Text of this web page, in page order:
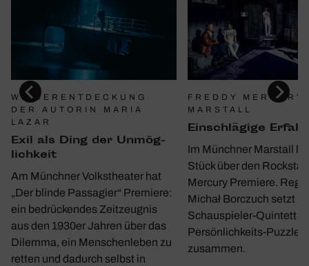
WIEDERENTDECKUNG
DER AUTORIN MARIA
LAZAR
Exil als Ding der Unmög­
lich­keit
Am Münchner Volkstheater hat
„Der blinde Passagier“ Premiere:
ein bedrückendes Zeitzeugnis
aus den 1930er Jahren über das
Dilemma, ein Menschenleben zu
retten und dadurch selbst in
FREDDY MERCURY
MARSTALL
Einschlä­gige
Im Münchner Marstall
Stück über den Rockstar
Mercury Premiere.
Michał Borczuch setzt
Schauspieler-Quintett
Persönlichkeits-Puzzle
zusammen.